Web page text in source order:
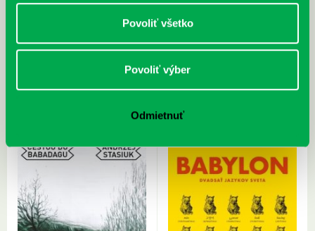
Povoliť všetko
Povoliť výber
Odmietnuť
Haselhuhn, Ralf: Fotovoltaika :
budovy jako zdroj proudu